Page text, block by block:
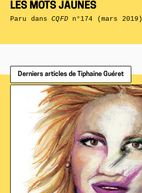
LES MOTS JAUNES
Paru dansCQFDn°174 (mars 2019)
Derniers articles de Tiphaine Guéret